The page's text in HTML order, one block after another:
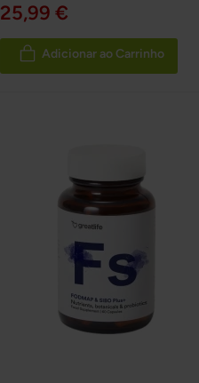
25,99 €
Adicionar ao Carrinho